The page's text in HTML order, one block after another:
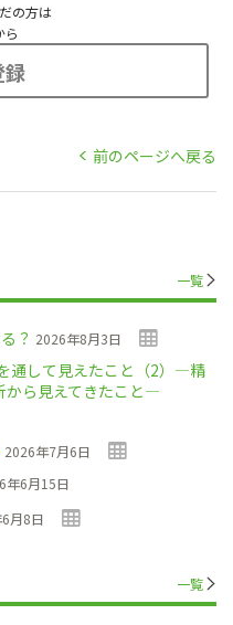
の方は
ら
録
前のページへ戻る
一覧
？ 2026年8月3日
通して見えたこと（2）―精
から見えてきたこと―
2026年7月6日
年6月15日
月8日
一覧